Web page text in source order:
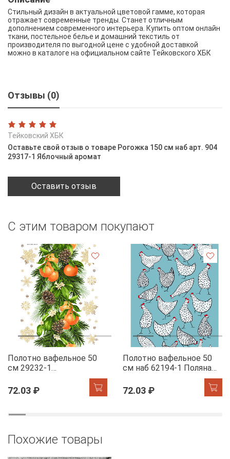
Стильный дизайн в актуальной цветовой гамме, которая
отражает современные тренды. Станет отличным
дополнением современного интерьера. Купить оптом онлайн
ткани, постельное белье и домашний текстиль от
производителя по выгодной цене с удобной доставкой
можно в каталоге на официальном сайте Тейковского ХБК
Отзывы (0)
Тейковский ХБК
Оставьте свой отзыв о товаре Рогожка 150 см наб арт. 904
29317-1 Яблочный аромат
Оставить отзыв
С этим товаром покупают
Полотно вафельное 50
см 29232-1
Мандариновый коктель
72.03 ₽
Полотно вафельное 50
см наб 62194-1 Поляна
72.03 ₽
Похожие товары